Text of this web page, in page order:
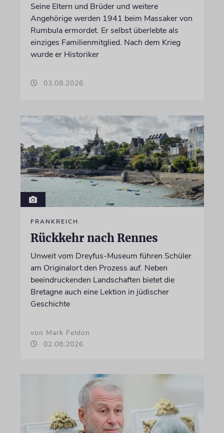
Seine Eltern und Brüder und weitere
Angehörige werden 1941 beim Massaker von
Rumbula ermordet. Er selbst überlebte als
einziges Familienmitglied. Nach dem Krieg
wurde er Historiker
03.08.2026
FRANKREICH
Rückkehr nach Rennes
Unweit vom Dreyfus-Museum führen Schüler
am Originalort den Prozess auf. Neben
beeindruckenden Landschaften bietet die
Bretagne auch eine Lektion in jüdischer
Geschichte
von Mark Feldon
02.08.2026